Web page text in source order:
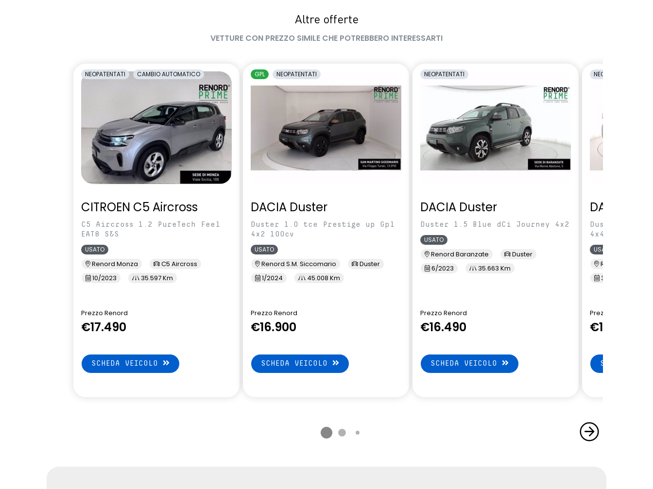
Altre offerte
VETTURE CON PREZZO SIMILE CHE POTREBBERO INTERESSARTI
NEOPATENTATI CAMBIO AUTOMATICO
CITROEN C5 Aircross
C5 Aircross 1.2 PureTech Feel
EAT8 S&S
USATO
Renord Monza
C5 Aircross
10/2023
35.597 Km
Prezzo Renord
€17.490
SCHEDA VEICOLO
GPL NEOPATENTATI
DACIA Duster
Duster 1.0 tce Prestige up Gpl
4x2 100cv
USATO
Renord S.M. Siccomario
Duster
1/2024
45.008 Km
Prezzo Renord
€16.900
SCHEDA VEICOLO
NEOPATENTATI
DACIA Duster
Duster 1.5 Blue dCi Journey 4x2
USATO
Renord Baranzate
Duster
6/2023
35.663 Km
Prezzo Renord
€16.490
SCHEDA VEICOLO
NEOPATENTATI
DACIA
Duster 1.5
4x4
USATO
Renord Inzago
3/2023
Prezzo Renord
€19.900
SCHEDA